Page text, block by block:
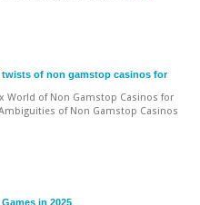
of non gamstop casinos for
World of Non Gamstop Casinos for
of Non Gamstop Casinos
in 2025